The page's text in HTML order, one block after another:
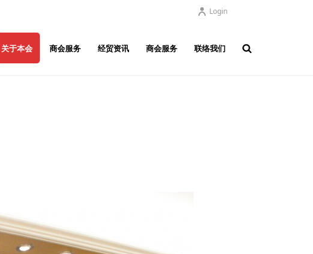
Login
关于本会 商会服务 经贸资讯 商会服务 联络我们